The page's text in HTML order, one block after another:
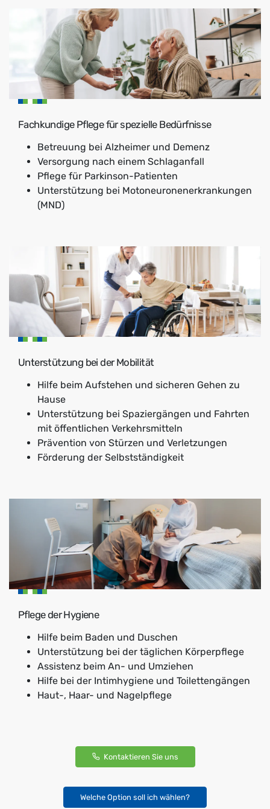
Fachkundige Pflege für spezielle Bedürfnisse
Betreuung bei Alzheimer und Demenz
Versorgung nach einem Schlaganfall
Pflege für Parkinson-Patienten
Unterstützung bei Motoneuronenerkrankungen
(MND)
Unterstützung bei der Mobilität
Hilfe beim Aufstehen und sicheren Gehen zu
Hause
Unterstützung bei Spaziergängen und Fahrten
mit öffentlichen Verkehrsmitteln
Prävention von Stürzen und Verletzungen
Förderung der Selbstständigkeit
Pflege der Hygiene
Hilfe beim Baden und Duschen
Unterstützung bei der täglichen Körperpflege
Assistenz beim An- und Umziehen
Hilfe bei der Intimhygiene und Toilettengängen
Haut-, Haar- und Nagelpflege
Kontaktieren Sie uns
Welche Option soll ich wählen?